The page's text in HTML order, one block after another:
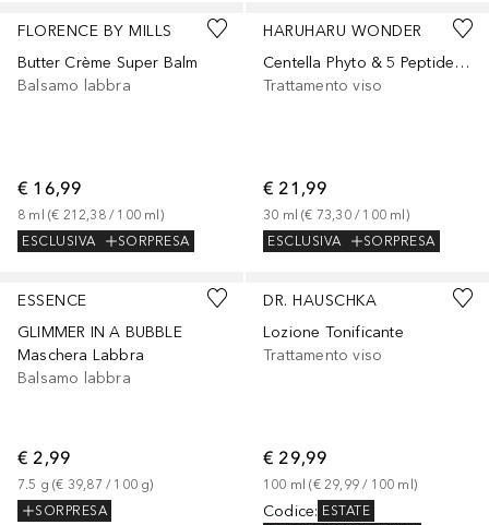
FLORENCE BY MILLS
Butter Crème Super Balm
Balsamo labbra
€ 16,99
8 ml (€ 212,38 / 100 ml)
ESCLUSIVA
SORPRESA
HARUHARU WONDER
Centella Phyto & 5 Peptide Concentrate Cream
Trattamento viso
€ 21,99
30 ml (€ 73,30 / 100 ml)
ESCLUSIVA
SORPRESA
ESSENCE
GLIMMER IN A BUBBLE
Maschera Labbra
Balsamo labbra
€ 2,99
7.5 g (€ 39,87 / 100 g)
SORPRESA
DR. HAUSCHKA
Lozione Tonificante
Trattamento viso
€ 29,99
100 ml (€ 29,99 / 100 ml)
Codice: ESTATE